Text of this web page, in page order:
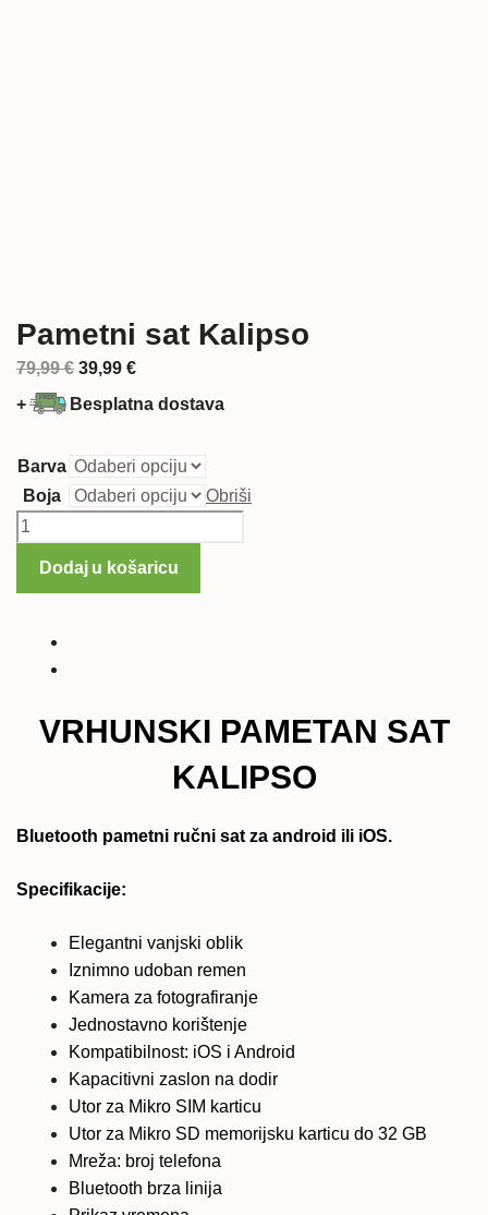
Pametni sat Kalipso
79,99€ Izvorna
cijena
79,99 €.
39,99 €Trenutna
cijena
+ Besplatna dostava
Barva
Boja
Obriši
Pametni
Kalipso
Dodaj u košaricu
VRHUNSKI PAMETAN SAT
KALIPSO
Bluetooth pametni ručni sat za android ili iOS.
Specifikacije:
Elegantni vanjski oblik
Iznimno udoban remen
Kamera za fotografiranje
Jednostavno korištenje
Kompatibilnost: iOS i Android
Kapacitivni zaslon na dodir
Utor za Mikro SIM karticu
Utor za Mikro SD memorijsku karticu do 32 GB
Mreža: broj telefona
Bluetooth brza linija